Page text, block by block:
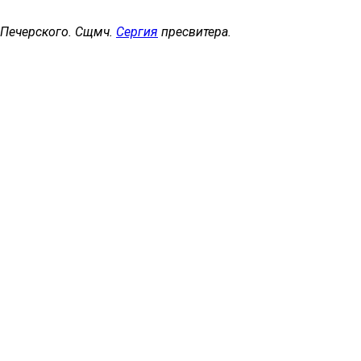
Сщмч. Сергия пресвитера.